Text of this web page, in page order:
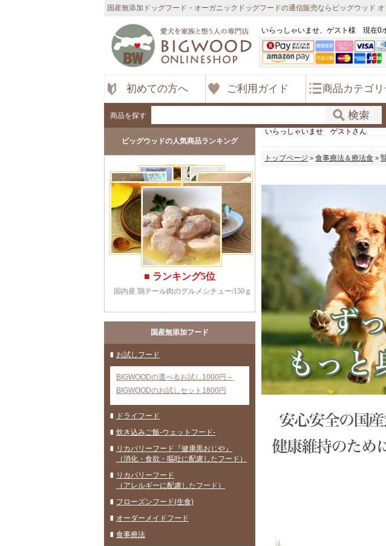
国産無添加ドッグフード・オーガニックドッグフードの通信販売ならビッグウッド
いらっしゃいませ、ゲスト様 現在0
初めての方へ ご利用ガイド 商品カテゴリ
商品を探す
ビッグウッドの人気商品ランキング
国産無添加フード
お試しフード
BIGWOODの選べるお試し1000円～
BIGWOODのお試しセット1800円
ドライフード
炊き込みご飯-ウェットフード-
リカバリーフード『健康黒おじや』
（消化・食欲・嘔吐に配慮したフード）
リカバリーフード
（アレルギーに配慮したフード）
フローズンフード(生食)
オーダーメイドフード
食事療法
いらっしゃいませ ゲストさん
トップページ > 食事療法＆療法食 >